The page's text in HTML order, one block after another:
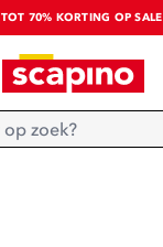
TOT 70% KORTING OP SALE
SALE: LAATSTE KANS!
SHOP NIEUW
Home